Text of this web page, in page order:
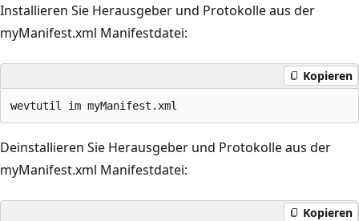
Installieren Sie Herausgeber und Protokolle aus der
myManifest.xml Manifestdatei:
Kopieren
Deinstallieren Sie Herausgeber und Protokolle aus der
myManifest.xml Manifestdatei:
Kopieren